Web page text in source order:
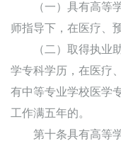
（一）具有高等学
师指导下，在医疗、
（二）取得执业助
学专科学历，在医疗
有中等专业学校医学
工作满五年的。
第十条具有高等学